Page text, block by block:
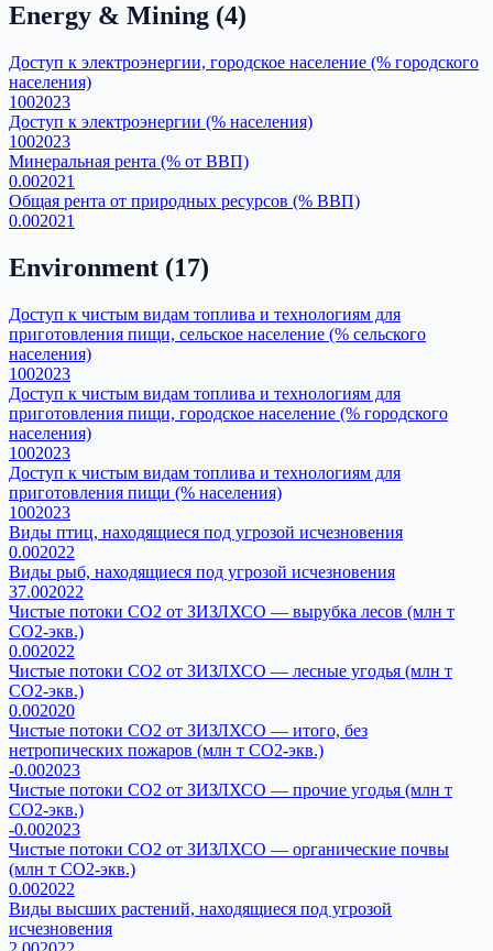
Energy & Mining (4)
Доступ к электроэнергии, городское население (% городского
населения)
1002023
Доступ к электроэнергии (% населения)
1002023
Минеральная рента (% от ВВП)
0.002021
Общая рента от природных ресурсов (% ВВП)
0.002021
Environment (17)
Доступ к чистым видам топлива и технологиям для
приготовления пищи, сельское население (% сельского
населения)
1002023
Доступ к чистым видам топлива и технологиям для
приготовления пищи, городское население (% городского
населения)
1002023
Доступ к чистым видам топлива и технологиям для
приготовления пищи (% населения)
1002023
Виды птиц, находящиеся под угрозой исчезновения
0.002022
Виды рыб, находящиеся под угрозой исчезновения
37.002022
Чистые потоки CO2 от ЗИЗЛХСО — вырубка лесов (млн т
CO2-экв.)
0.002022
Чистые потоки CO2 от ЗИЗЛХСО — лесные угодья (млн т
CO2-экв.)
0.002020
Чистые потоки CO2 от ЗИЗЛХСО — итого, без
нетропических пожаров (млн т CO2-экв.)
-0.002023
Чистые потоки CO2 от ЗИЗЛХСО — прочие угодья (млн т
CO2-экв.)
-0.002023
Чистые потоки CO2 от ЗИЗЛХСО — органические почвы
(млн т CO2-экв.)
0.002022
Виды высших растений, находящиеся под угрозой
исчезновения